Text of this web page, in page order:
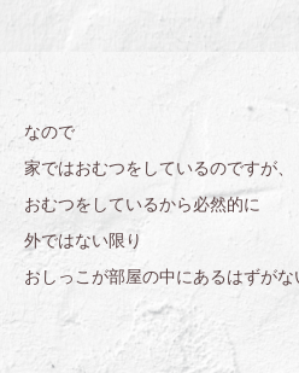
なので
家ではおむつをしているのですが、
おむつをしているから必然的に
外ではない限り
おしっこが部屋の中にあるはずがな